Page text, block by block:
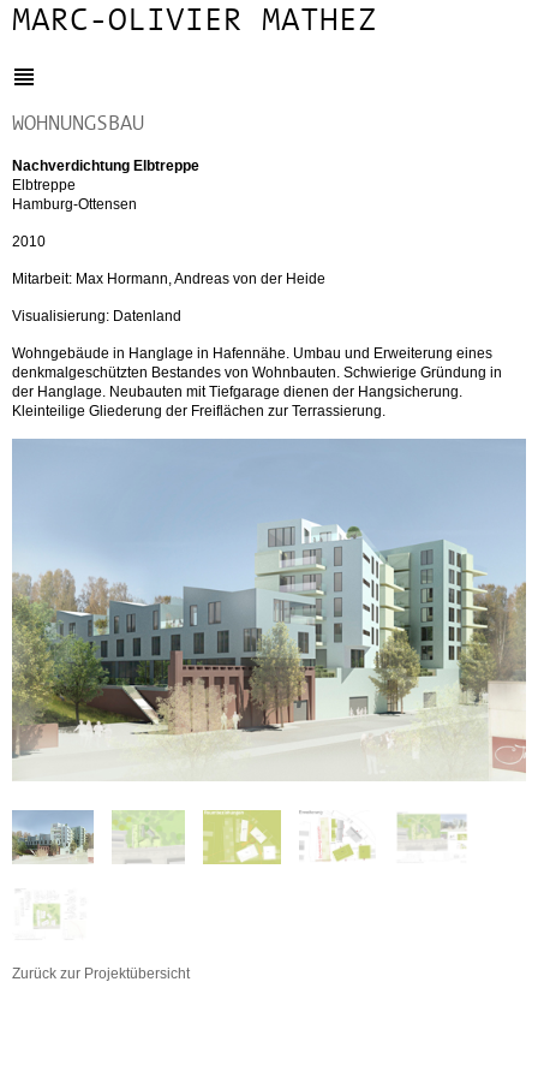
MARC-OLIVIER MATHEZ
WOHNUNGSBAU
Nachverdichtung Elbtreppe
Elbtreppe
Hamburg-Ottensen
2010
Mitarbeit: Max Hormann, Andreas von der Heide
Visualisierung: Datenland
Wohngebäude in Hanglage in Hafennähe. Umbau und Erweiterung eines
denkmalgeschützten Bestandes von Wohnbauten. Schwierige Gründung in
der Hanglage. Neubauten mit Tiefgarage dienen der Hangsicherung.
Kleinteilige Gliederung der Freiflächen zur Terrassierung.
Zurück zur Projektübersicht